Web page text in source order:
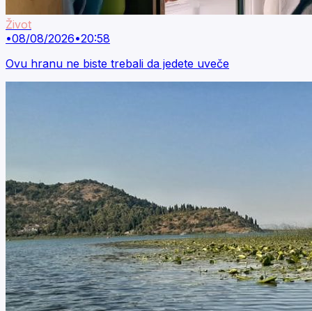
Život
•08/08/2026•20:58
Ovu hranu ne biste trebali da jedete uveče